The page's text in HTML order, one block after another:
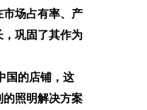
场占有率、产
巩固了其作为
的店铺，这
照明解决方案